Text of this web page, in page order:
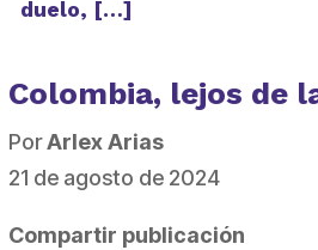
duelo, […]
Colombia, lejos de
PorArlex Arias
21 de agosto de 2024
Compartir publicación